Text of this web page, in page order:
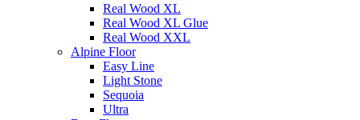
Real Wood XL
Real Wood XL Glue
Real Wood XXL
Alpine Floor
Easy Line
Light Stone
Sequoia
Ultra